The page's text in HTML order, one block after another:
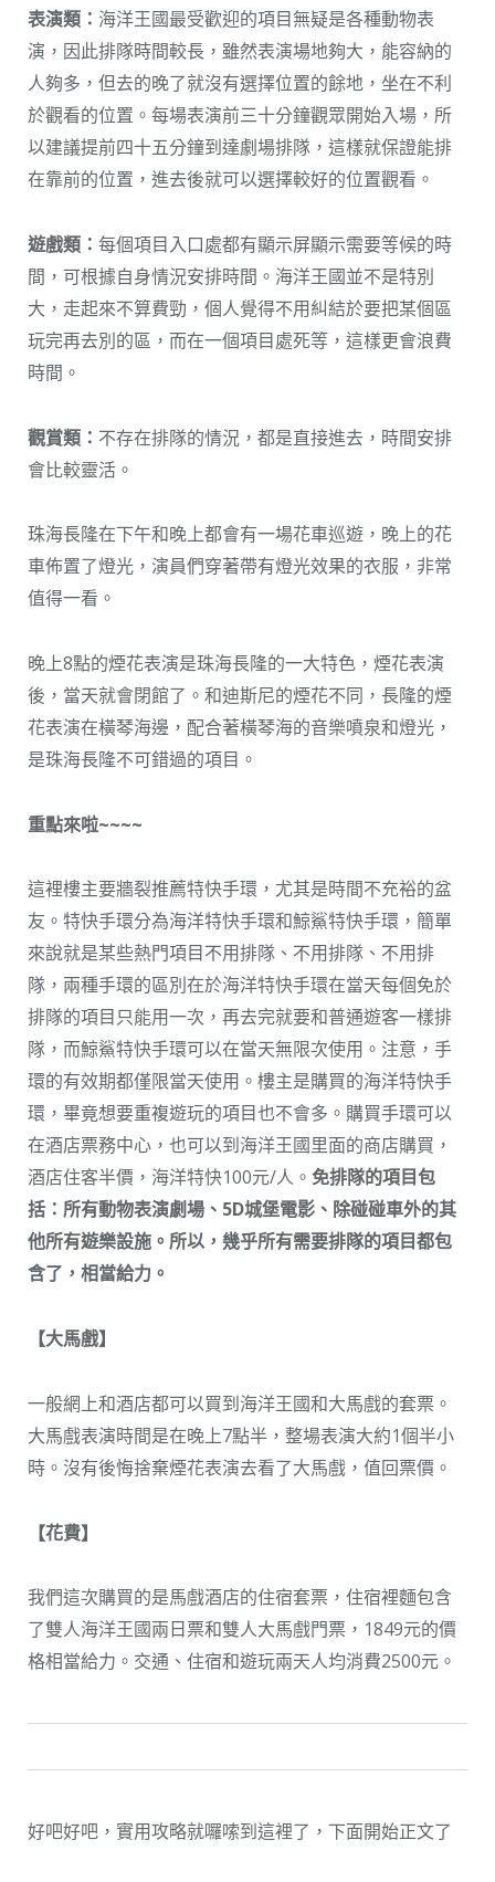
表演類： 海洋王國最受歡迎的項目無疑是各種動物表
演，因此排隊時間較長，雖然表演場地夠大，能容納的
人夠多，但去的晚了就沒有選擇位置的餘地，坐在不利
於觀看的位置。每場表演前三十分鐘觀眾開始入場，所
以建議提前四十五分鐘到達劇場排隊，這樣就保證能排
在靠前的位置，進去後就可以選擇較好的位置觀看。
遊戲類： 每個項目入口處都有顯示屏顯示需要等候的時
間，可根據自身情況安排時間。海洋王國並不是特別
大，走起來不算費勁，個人覺得不用糾結於要把某個區
玩完再去別的區，而在一個項目處死等，這樣更會浪費
時間。
觀賞類： 不存在排隊的情況，都是直接進去，時間安排
會比較靈活。
珠海長隆在下午和晚上都會有一場花車巡遊，晚上的花
車佈置了燈光，演員們穿著帶有燈光效果的衣服，非常
值得一看。
晚上8點的煙花表演是珠海長隆的一大特色，煙花表演
後，當天就會閉館了。和迪斯尼的煙花不同，長隆的煙
花表演在橫琴海邊，配合著橫琴海的音樂噴泉和燈光，
是珠海長隆不可錯過的項目。
重點來啦~~~~
這裡樓主要牆裂推薦特快手環，尤其是時間不充裕的盆
友。特快手環分為海洋特快手環和鯨鯊特快手環，簡單
來說就是某些熱門項目不用排隊、不用排隊、不用排
隊，兩種手環的區別在於海洋特快手環在當天每個免於
排隊的項目只能用一次，再去完就要和普通遊客一樣排
隊，而鯨鯊特快手環可以在當天無限次使用。注意，手
環的有效期都僅限當天使用。樓主是購買的海洋特快手
環，畢竟想要重複遊玩的項目也不會多。購買手環可以
在酒店票務中心，也可以到海洋王國里面的商店購買，
酒店住客半價，海洋特快100元/人。 免排隊的項目包
括：所有動物表演劇場、5D城堡電影、除碰碰車外的其
他所有遊樂設施。所以，幾乎所有需要排隊的項目都包
含了，相當給力。
【大馬戲】
一般網上和酒店都可以買到海洋王國和大馬戲的套票。
大馬戲表演時間是在晚上7點半，整場表演大約1個半小
時。沒有後悔捨棄煙花表演去看了大馬戲，值回票價。
【花費】
我們這次購買的是馬戲酒店的住宿套票，住宿裡麵包含
了雙人海洋王國兩日票和雙人大馬戲門票，1849元的價
格相當給力。交通、住宿和遊玩兩天人均消費2500元。
好吧好吧，實用攻略就囉嗦到這裡了，下面開始正文了